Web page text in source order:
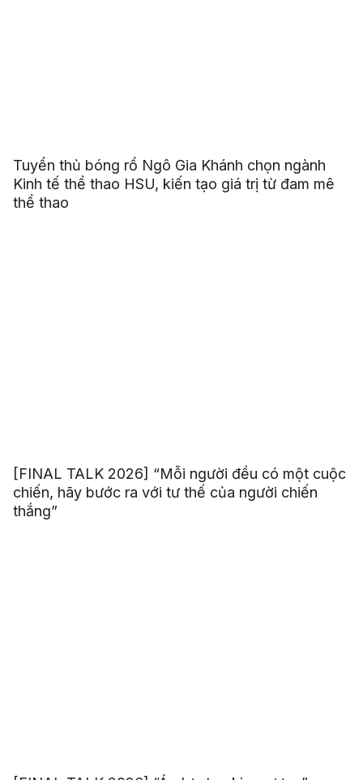
Tuyển thủ bóng rổ Ngô Gia Khánh chọn ngành
Kinh tế thể thao HSU, kiến tạo giá trị từ đam mê
thể thao
[FINAL TALK 2026] “Mỗi người đều có một cuộc
chiến, hãy bước ra với tư thế của người chiến
thắng”